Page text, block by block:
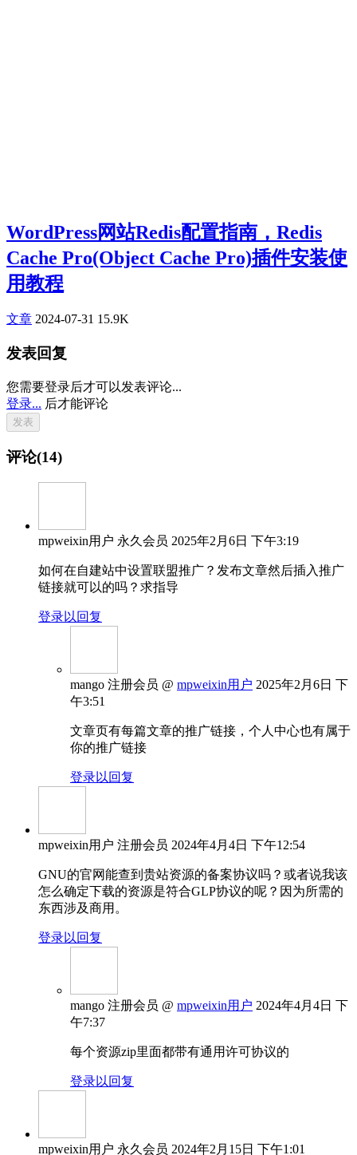
WordPress网站Redis配置指南，Redis
Cache Pro(Object Cache Pro)插件安装使
用教程
文章 2024-07-31 15.9K
发表回复
您需要登录后才可以发表评论...
登录... 后才能评论
评论(14)
mpweixin用户 永久会员 2025年2月6日 下午3:19
如何在自建站中设置联盟推广？发布文章然后插入推广
链接就可以的吗？求指导
登录以回复
mango 注册会员 @ mpweixin用户 2025年2月6日 下
午3:51
文章页有每篇文章的推广链接，个人中心也有属于
你的推广链接
登录以回复
mpweixin用户 注册会员 2024年4月4日 下午12:54
GNU的官网能查到贵站资源的备案协议吗？或者说我该
怎么确定下载的资源是符合GLP协议的呢？因为所需的
东西涉及商用。
登录以回复
mango 注册会员 @ mpweixin用户 2024年4月4日 下
午7:37
每个资源zip里面都带有通用许可协议的
登录以回复
mpweixin用户 永久会员 2024年2月15日 下午1:01